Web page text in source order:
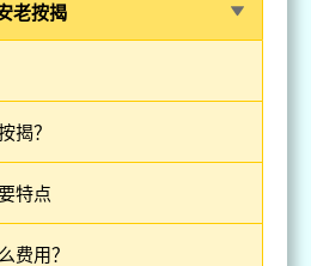
老按揭
费用？
特点
揭？